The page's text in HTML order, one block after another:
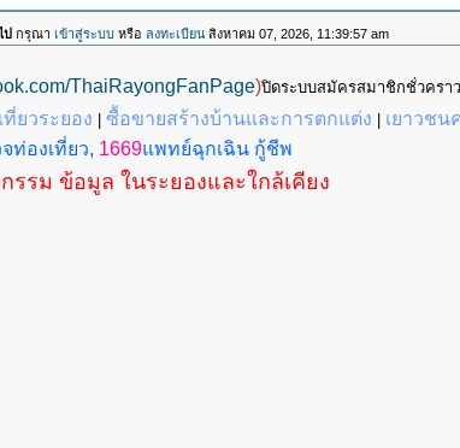
ป กรุณา เข้าสู่ระบบ หรือ ลงทะเบียน สิงหาคม 07, 2026, 11:39:57 am
ThaiRayongFanPage)ปิดระบบสมัครสมาชิกชั่วคราว
เที่ยวระยอง |ซื้อขายสร้างบ้านและการตกแต่ง
เยาวชน
ท่องเที่ยว, 1669แพทย์ฉุกเฉิน กู้ชีพ
รม ข้อมูล ในระยองและใกล้เคียง